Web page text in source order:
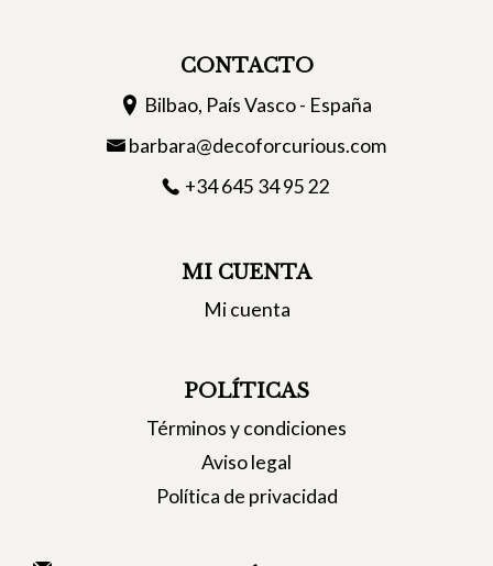
CONTACTO
Bilbao, País Vasco - España
barbara@decoforcurious.com
+34 645 34 95 22
MI CUENTA
Mi cuenta
POLÍTICAS
Términos y condiciones
Aviso legal
Política de privacidad